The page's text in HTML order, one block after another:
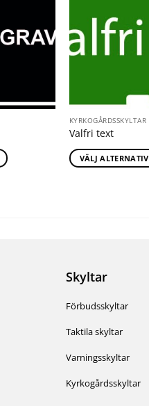
KYRKOGÅRDSSKYLTAR
Valfri text
VÄLJ ALTERNATIV
Skyltar
Förbudsskyltar
Taktila skyltar
Varningsskyltar
Kyrkogårdsskyltar